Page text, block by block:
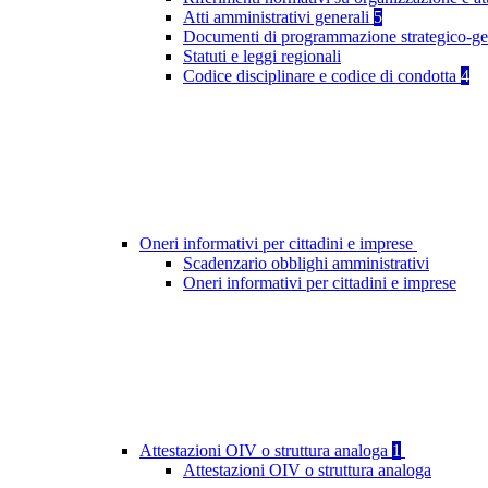
Atti amministrativi generali 5
Documenti di programmazione strategico-
Statuti e leggi regionali
Codice disciplinare e codice di condotta 4
Oneri informativi per cittadini e imprese
Scadenzario obblighi amministrativi
Oneri informativi per cittadini e imprese
Attestazioni OIV o struttura analoga 1
Attestazioni OIV o struttura analoga